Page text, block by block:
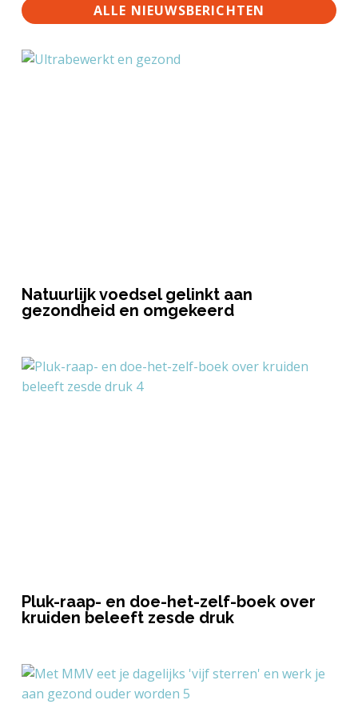
ALLE NIEUWSBERICHTEN
Natuurlijk voedsel gelinkt aan
gezondheid en omgekeerd
Pluk-raap- en doe-het-zelf-boek over
kruiden beleeft zesde druk